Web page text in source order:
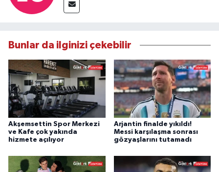
Bunlar da ilginizi çekebilir
Akşemsettin Spor Merkezi
ve Kafe çok yakında
hizmete açılıyor
Arjantin finalde yıkıldı!
Messi karşılaşma sonrası
gözyaşlarını tutamadı